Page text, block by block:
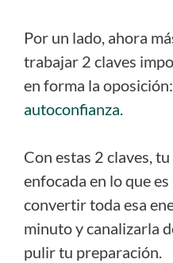
Por un lado, ahora
trabajar 2 claves
en forma la oposición:
autoconfianza
Con estas 2 claves,
enfocada en lo que
convertir toda esa
minuto y canalizarla
pulir tu preparación.